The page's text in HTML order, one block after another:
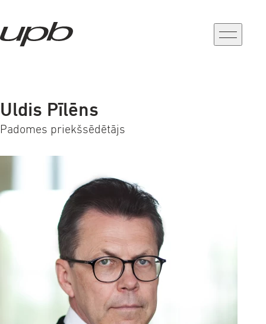
Uldis Pīlēns
Padomes priekšsēdētājs